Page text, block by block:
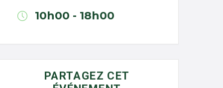
10h00 - 18h00
PARTAGEZ CET